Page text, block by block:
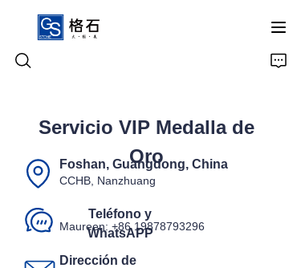
Foshan, Guangdong, China
CCHB, Nanzhuang
Maureen: +86 19878793296
Teléfono y
WhatsAPP
Dirección de
Servicio VIP Medalla de
Oro
Inicio
Productos
Sobre Nosotros